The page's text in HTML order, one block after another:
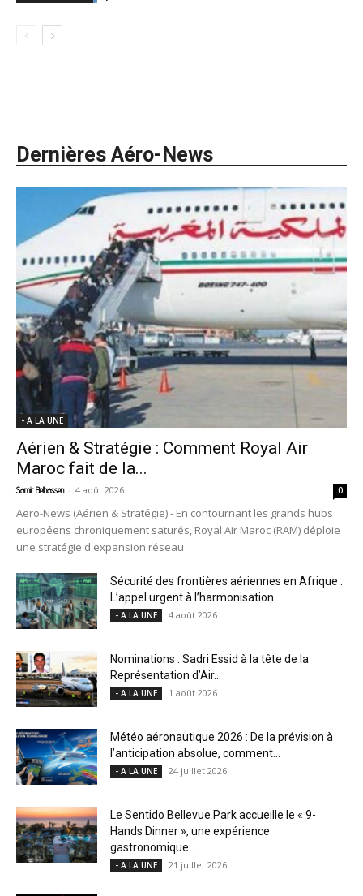
Dernières Aéro-News
- A LA UNE
Aérien & Stratégie : Comment Royal Air
Maroc fait de la...
Samir Belhassen - 4 août 2026 0
Aero-News (Aérien & Stratégie) - En contournant les grands hubs
européens chroniquement saturés, Royal Air Maroc (RAM) déploie
une stratégie d'expansion réseau
Sécurité des frontières aériennes en Afrique :
L’appel urgent à l’harmonisation...
- A LA UNE 4 août 2026
Nominations : Sadri Essid à la tête de la
Représentation d’Air...
- A LA UNE 1 août 2026
Météo aéronautique 2026 : De la prévision à
l’anticipation absolue, comment...
- A LA UNE 24 juillet 2026
Le Sentido Bellevue Park accueille le « 9-
Hands Dinner », une expérience
gastronomique...
- A LA UNE 21 juillet 2026